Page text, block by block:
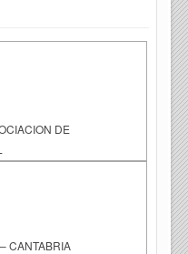
DE
CANTABRIA